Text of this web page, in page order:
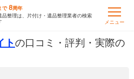
で 8周年
品整理は、片付け・遺品整理業者の検索
メニュー
トの口コミ・評判・実際の